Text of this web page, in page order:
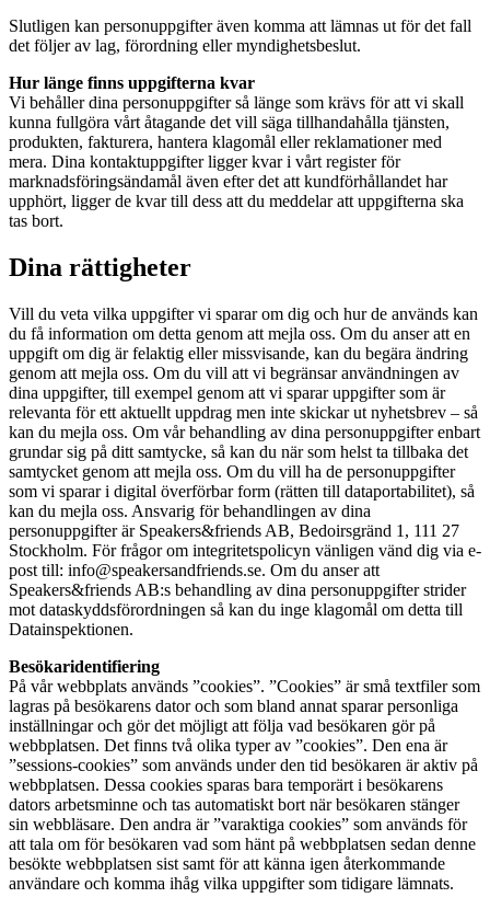
Slutligen kan personuppgifter även komma att lämnas ut för det fall
det följer av lag, förordning eller myndighetsbeslut.
Hur länge finns uppgifterna kvar
Vi behåller dina personuppgifter så länge som krävs för att vi skall
kunna fullgöra vårt åtagande det vill säga tillhandahålla tjänsten,
produkten, fakturera, hantera klagomål eller reklamationer med
mera. Dina kontaktuppgifter ligger kvar i vårt register för
marknadsföringsändamål även efter det att kundförhållandet har
upphört, ligger de kvar till dess att du meddelar att uppgifterna ska
tas bort.
Dina rättigheter
Vill du veta vilka uppgifter vi sparar om dig och hur de används kan
du få information om detta genom att mejla oss. Om du anser att en
uppgift om dig är felaktig eller missvisande, kan du begära ändring
genom att mejla oss. Om du vill att vi begränsar användningen av
dina uppgifter, till exempel genom att vi sparar uppgifter som är
relevanta för ett aktuellt uppdrag men inte skickar ut nyhetsbrev – så
kan du mejla oss. Om vår behandling av dina personuppgifter enbart
grundar sig på ditt samtycke, så kan du när som helst ta tillbaka det
samtycket genom att mejla oss. Om du vill ha de personuppgifter
som vi sparar i digital överförbar form (rätten till dataportabilitet), så
kan du mejla oss. Ansvarig för behandlingen av dina
personuppgifter är Speakers&friends AB, Bedoirsgränd 1, 111 27
Stockholm. För frågor om integritetspolicyn vänligen vänd dig via e-
post till: info@speakersandfriends.se. Om du anser att
Speakers&friends AB:s behandling av dina personuppgifter strider
mot dataskyddsförordningen så kan du inge klagomål om detta till
Datainspektionen.
Besökaridentifiering
På vår webbplats används ”cookies”. ”Cookies” är små textfiler som
lagras på besökarens dator och som bland annat sparar personliga
inställningar och gör det möjligt att följa vad besökaren gör på
webbplatsen. Det finns två olika typer av ”cookies”. Den ena är
”sessions-cookies” som används under den tid besökaren är aktiv på
webbplatsen. Dessa cookies sparas bara temporärt i besökarens
dators arbetsminne och tas automatiskt bort när besökaren stänger
sin webbläsare. Den andra är ”varaktiga cookies” som används för
att tala om för besökaren vad som hänt på webbplatsen sedan denne
besökte webbplatsen sist samt för att känna igen återkommande
användare och komma ihåg vilka uppgifter som tidigare lämnats.